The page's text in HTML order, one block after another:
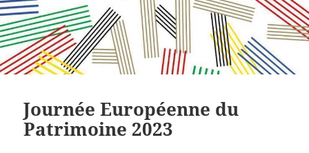
Journée Européenne du
Patrimoine 2023